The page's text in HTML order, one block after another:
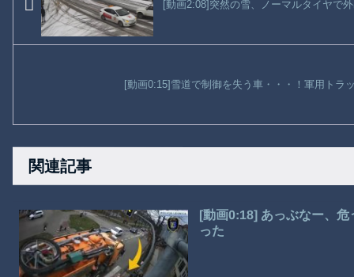
[動画2:08]突然の雪、ノーマルタイヤで
[動画0:15]雪道で制御を失う車・・・！軍用トラ
関連記事
[動画0:18] あっぶなー、
った